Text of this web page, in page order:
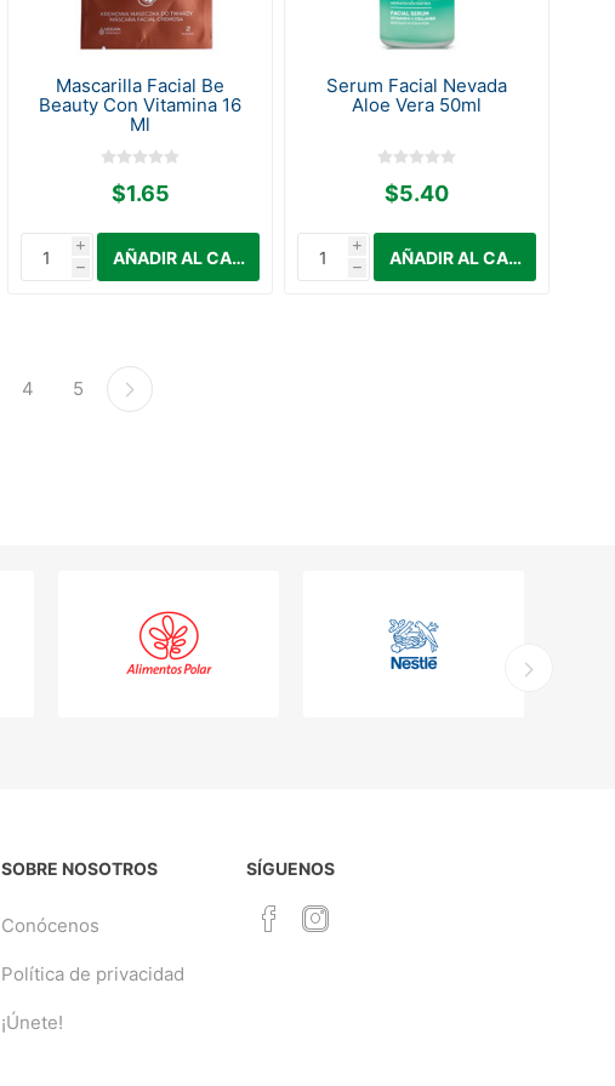
Mascarilla Facial Be
Beauty Con Vitamina 16
Ml
$1.65
i
h
Serum Facial Nevada
Aloe Vera 50ml
$5.40
i
h
4 5
SOBRE NOSOTROS
Conócenos
Política de privacidad
¡Únete!
SÍGUENOS